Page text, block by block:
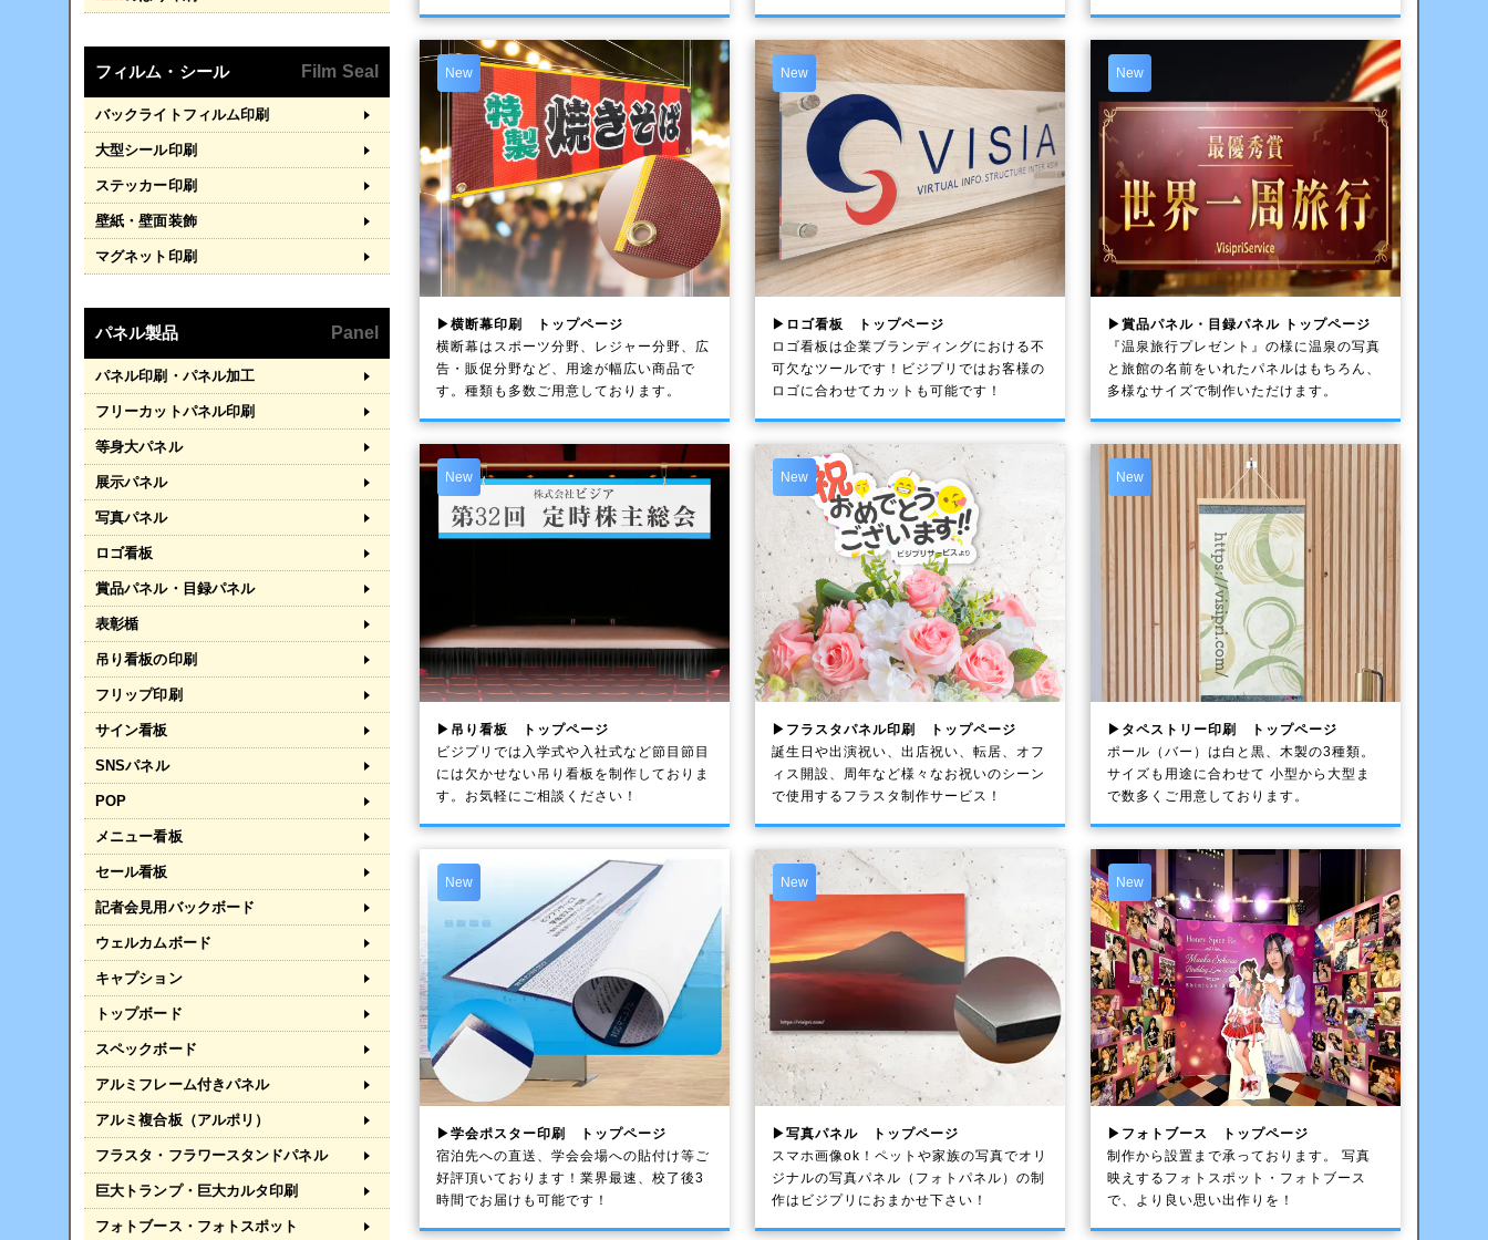
New
▶横断幕印刷 トップページ
横断幕はスポーツ分野、レジャー分野、広
告・販促分野など、用途が幅広い商品で
す。種類も多数ご用意しております。
New
▶ロゴ看板 トップページ
ロゴ看板は企業ブランディングにおける不
可欠なツールです！ビジプリではお客様の
ロゴに合わせてカットも可能です！
New
▶賞品パネル・目録パネル トップページ
『温泉旅行プレゼント』の様に温泉の写真
と旅館の名前をいれたパネルはもちろん、
多様なサイズで制作いただけます。
New
▶吊り看板 トップページ
ビジプリでは入学式や入社式など節目節目
には欠かせない吊り看板を制作しておりま
す。お気軽にご相談ください！
New
▶フラスタパネル印刷 トップページ
誕生日や出演祝い、出店祝い、転居、オフ
ィス開設、周年など様々なお祝いのシーン
で使用するフラスタ制作サービス！
New
▶タペストリー印刷 トップページ
ポール（バー）は白と黒、木製の3種類。
サイズも用途に合わせて 小型から大型ま
で数多くご用意しております。
New
▶学会ポスター印刷 トップページ
宿泊先への直送、学会会場への貼付け等ご
好評頂いております！業界最速、校了後3
時間でお届けも可能です！
New
▶写真パネル トップページ
スマホ画像ok！ペットや家族の写真でオリ
ジナルの写真パネル（フォトパネル）の制
作はビジプリにおまかせ下さい！
New
▶フォトブース トップページ
制作から設置まで承っております。 写真
映えするフォトスポット・フォトブース
で、より良い思い出作りを！
フィルム・シール Film Seal
バックライトフィルム印刷
大型シール印刷
ステッカー印刷
壁紙・壁面装飾
マグネット印刷
パネル製品 Panel
パネル印刷・パネル加工
フリーカットパネル印刷
等身大パネル
展示パネル
写真パネル
ロゴ看板
賞品パネル・目録パネル
表彰楯
吊り看板の印刷
フリップ印刷
サイン看板
SNSパネル
POP
メニュー看板
セール看板
記者会見用バックボード
ウェルカムボード
キャプション
トップボード
スペックボード
アルミフレーム付きパネル
アルミ複合板（アルポリ）
フラスタ・フラワースタンドパネル
巨大トランプ・巨大カルタ印刷
フォトブース・フォトスポット